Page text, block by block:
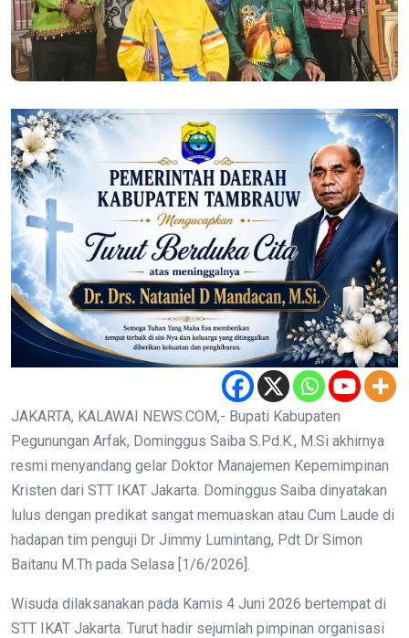
JAKARTA, KALAWAI NEWS.COM,- Bupati Kabupaten
Pegunungan Arfak, Dominggus Saiba S.Pd.K., M.Si akhirnya
resmi menyandang gelar Doktor Manajemen Kepemimpinan
Kristen dari STT IKAT Jakarta. Dominggus Saiba dinyatakan
lulus dengan predikat sangat memuaskan atau Cum Laude di
hadapan tim penguji Dr Jimmy Lumintang, Pdt Dr Simon
Baitanu M.Th pada Selasa [1/6/2026].
Wisuda dilaksanakan pada Kamis 4 Juni 2026 bertempat di
STT IKAT Jakarta. Turut hadir sejumlah pimpinan organisasi